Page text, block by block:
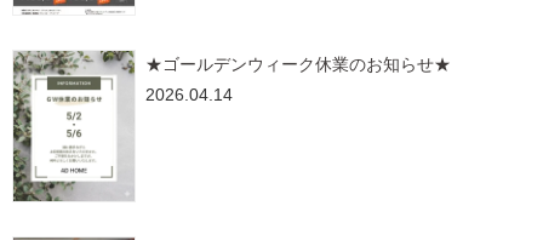
★ゴールデンウィーク休業のお知らせ★
2026.04.14